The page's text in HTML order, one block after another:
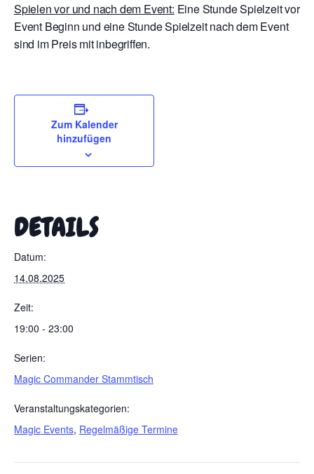
Spielen vor und nach dem Event: Eine Stunde Spielzeit vor
Event Beginn und eine Stunde Spielzeit nach dem Event
sind im Preis mit inbegriffen.
Zum Kalender
hinzufügen
DETAILS
Datum:
14.08.2025
Zeit:
19:00 - 23:00
Serien:
Magic Commander Stammtisch
Veranstaltungskategorien:
Magic Events, Regelmäßige Termine